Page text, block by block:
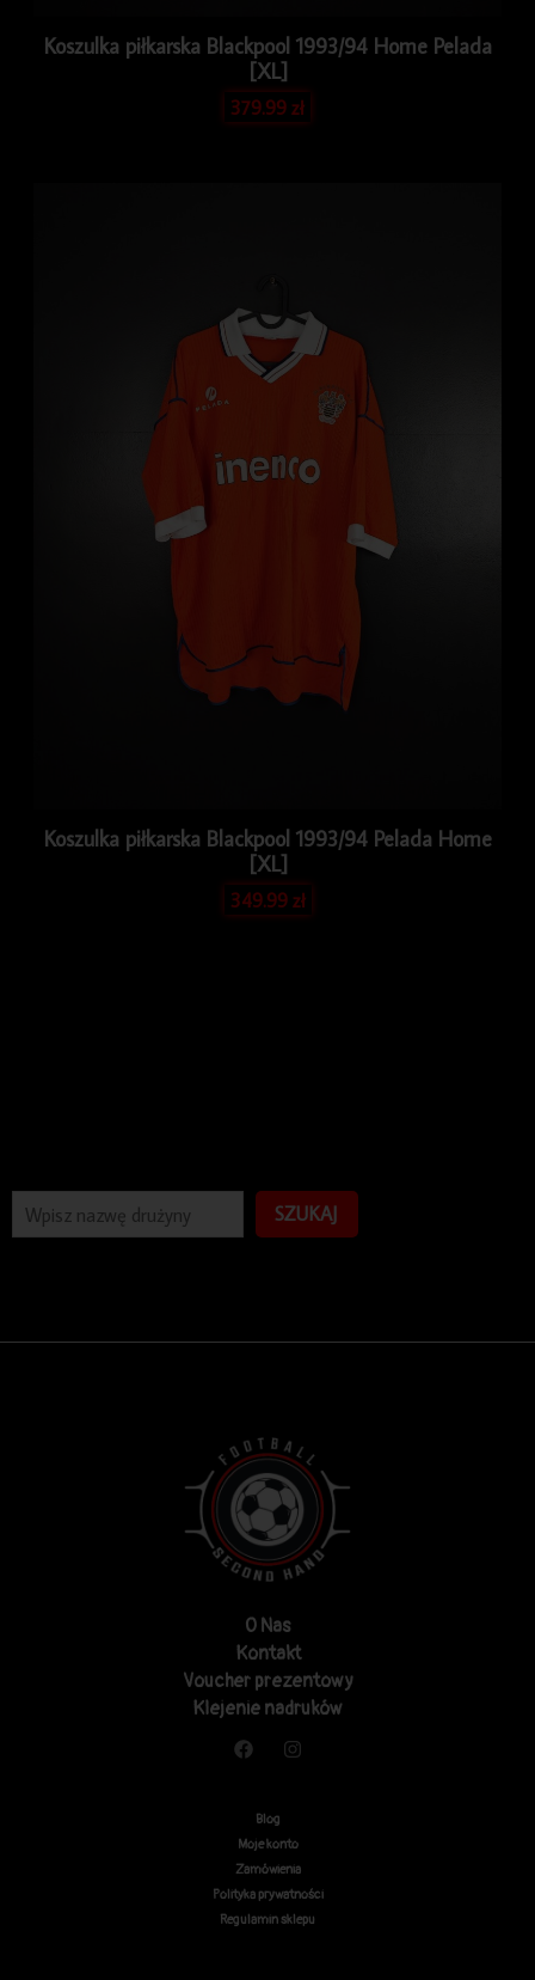
SZUKAJ
Koszulka piłkarska Blackpool 1993/94 Home Pelada
[XL]
379.99zł
Koszulka piłkarska Blackpool 1993/94 Pelada Home
[XL]
349.99zł
O Nas
Kontakt
Voucher prezentowy
Klejenie nadruków
Blog
Moje konto
Zamówienia
Polityka prywatności
Regulamin sklepu